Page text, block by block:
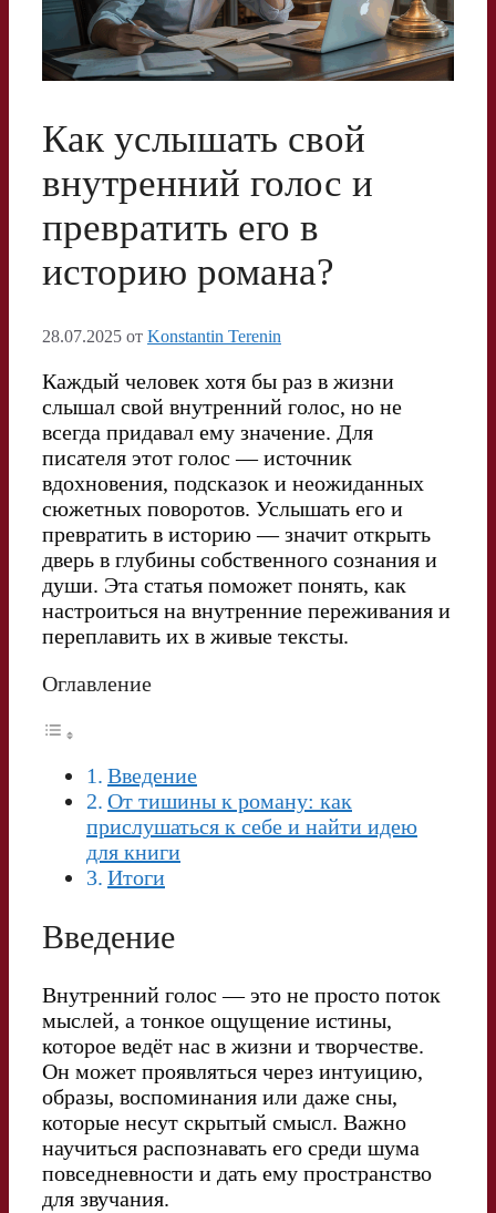
Как услышать свой
внутренний голос и
превратить его в
историю романа?
28.07.2025 от Konstantin Terenin
Каждый человек хотя бы раз в жизни
слышал свой внутренний голос, но не
всегда придавал ему значение. Для
писателя этот голос — источник
вдохновения, подсказок и неожиданных
сюжетных поворотов. Услышать его и
превратить в историю — значит открыть
дверь в глубины собственного сознания и
души. Эта статья поможет понять, как
настроиться на внутренние переживания и
переплавить их в живые тексты.
Оглавление
Введение
От тишины к роману: как
прислушаться к себе и найти идею
для книги
Итоги
Введение
Внутренний голос — это не просто поток
мыслей, а тонкое ощущение истины,
которое ведёт нас в жизни и творчестве.
Он может проявляться через интуицию,
образы, воспоминания или даже сны,
которые несут скрытый смысл. Важно
научиться распознавать его среди шума
повседневности и дать ему пространство
для звучания.